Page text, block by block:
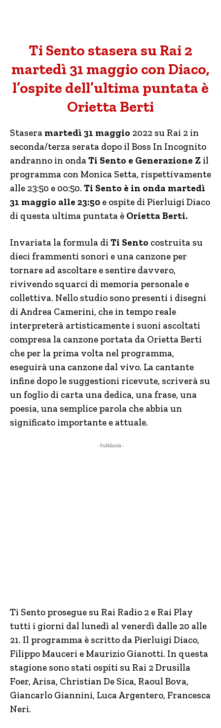
Ti Sento stasera su Rai 2
martedì 31 maggio con Diaco,
l’ospite dell’ultima puntata è
Orietta Berti
Stasera martedì 31 maggio 2022 su Rai 2 in
seconda/terza serata dopo il Boss In Incognito
andranno in ondaTi Sento e Generazione Z il
programma con Monica Setta, rispettivamente
alle 23:50 e 00:50. Ti Sento è in onda martedì
31 maggio alle 23:50 e ospite di Pierluigi Diaco
di questa ultima puntata è Orietta Berti.
Invariata la formula di Ti Sento costruita su
dieci frammenti sonori e una canzone per
tornare ad ascoltare e sentire davvero,
rivivendo squarci di memoria personale e
collettiva. Nello studio sono presenti i disegni
di Andrea Camerini, che in tempo reale
interpreterà artisticamente i suoni ascoltati
compresa la canzone portata da Orietta Berti
che per la prima volta nel programma,
eseguirà una canzone dal vivo. La cantante
infine dopo le suggestioni ricevute, scriverà su
un foglio di carta una dedica, una frase, una
poesia, una semplice parola che abbia un
significato importante e attuale.
- Pubblicità -
Ti Sento prosegue su Rai Radio 2 e Rai Play
tutti i giorni dal lunedì al venerdì dalle 20 alle
21. Il programma è scritto da Pierluigi Diaco,
Filippo Mauceri e Maurizio Gianotti. In questa
stagione sono stati ospiti su Rai 2 Drusilla
Foer, Arisa, Christian De Sica, Raoul Bova,
Giancarlo Giannini, Luca Argentero, Francesca
Neri.